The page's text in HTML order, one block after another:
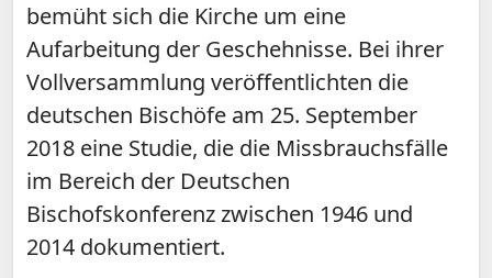
bemüht sich die Kirche um eine
Aufarbeitung der Geschehnisse. Bei ihrer
Vollversammlung veröffentlichten die
deutschen Bischöfe am 25. September
2018 eine Studie, die die Missbrauchsfälle
im Bereich der Deutschen
Bischofskonferenz zwischen 1946 und
2014 dokumentiert.